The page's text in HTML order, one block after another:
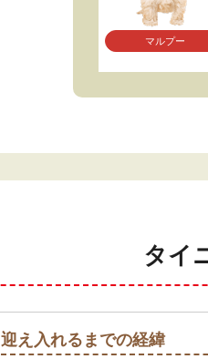
マルプー
タイ
迎え入れるまでの経緯